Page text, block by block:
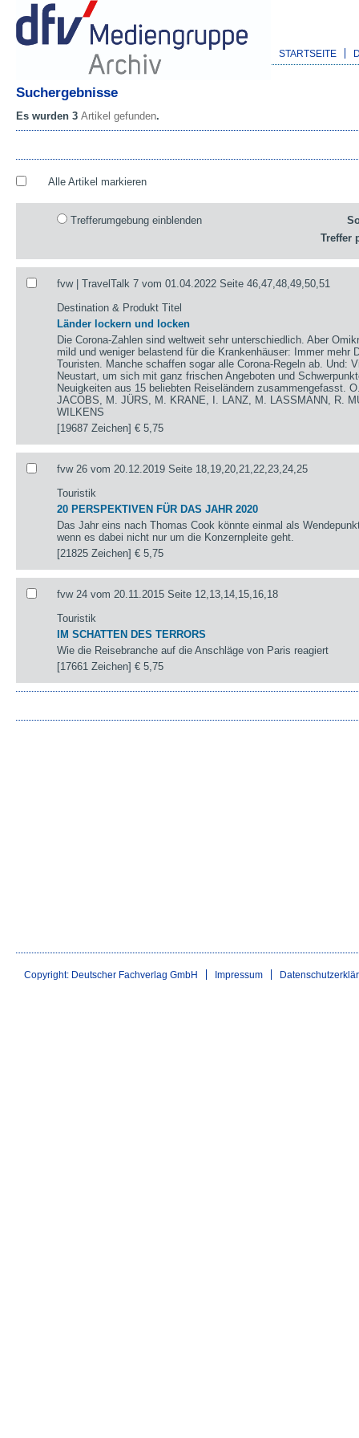
STARTSEITE
Suchergebnisse
Es wurden 3 Artikel gefunden.
Alle Artikel markieren
Trefferumgebung einblenden
Treffer
fvw | TravelTalk 7 vom 01.04.2022 Seite 46,47,48,49,50,51
Destination & Produkt Titel
Länder lockern und locken
Die Corona-Zahlen sind weltweit sehr unterschiedlich. Aber
mild und weniger belastend für die Krankenhäuser: Immer mehr
Touristen. Manche schaffen sogar alle Corona-Regeln ab. Und:
Neustart, um sich mit ganz frischen Angeboten und
Neuigkeiten aus 15 beliebten Reiseländern zusammengefasst.
JACOBS, M. JÜRS, M. KRANE, I. LANZ, M. LASSMANN, R.
WILKENS
[19687 Zeichen]€ 5,75
fvw 26 vom 20.12.2019 Seite 18,19,20,21,22,23,24,25
Touristik
20 PERSPEKTIVEN FÜR DAS JAHR 2020
Das Jahr eins nach Thomas Cook könnte einmal als
wenn es dabei nicht nur um die Konzernpleite geht.
[21825 Zeichen]€ 5,75
fvw 24 vom 20.11.2015 Seite 12,13,14,15,16,18
Touristik
IM SCHATTEN DES TERRORS
Wie die Reisebranche auf die Anschläge von Paris reagiert
[17661 Zeichen]€ 5,75
Copyright: Deutscher Fachverlag GmbH Impressum